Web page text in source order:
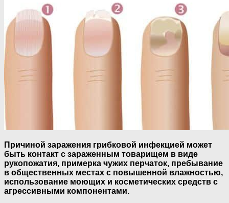
Причиной заражения грибковой инфекцией может
быть контакт с зараженным товарищем в виде
рукопожатия, примерка чужих перчаток, пребывание
в общественных местах с повышенной влажностью,
использование моющих и косметических средств с
агрессивными компонентами.